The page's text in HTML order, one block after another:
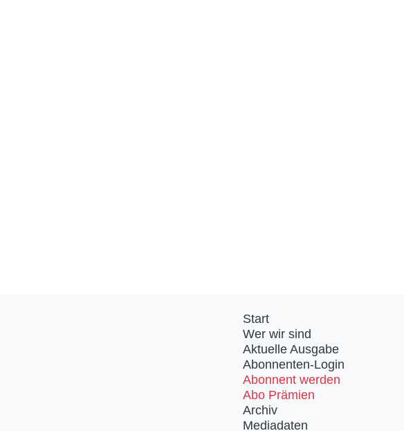
Start
Wer wir sind
Aktuelle Ausgabe
Abonnenten-Login
Abonnent werden
Abo Prämien
Archiv
Mediadaten